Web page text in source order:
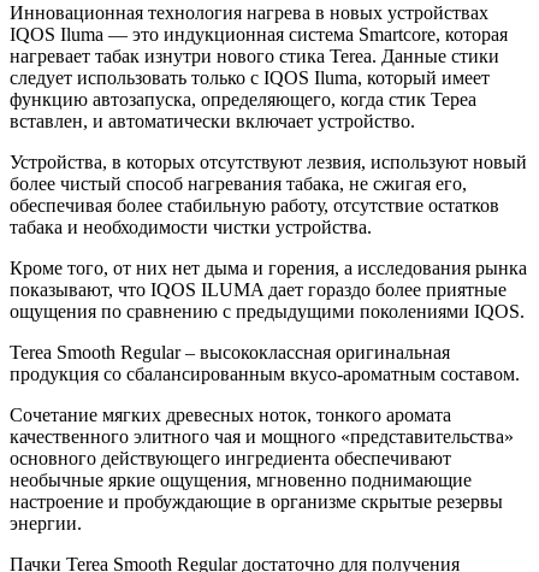
Инновационная технология нагрева в новых устройствах
IQOS Iluma — это индукционная система Smartcore, которая
нагревает табак изнутри нового стика Terea. Данные стики
следует использовать только с IQOS Iluma, который имеет
функцию автозапуска, определяющего, когда стик Тереа
вставлен, и автоматически включает устройство.
Устройства, в которых отсутствуют лезвия, используют новый
более чистый способ нагревания табака, не сжигая его,
обеспечивая более стабильную работу, отсутствие остатков
табака и необходимости чистки устройства.
Кроме того, от них нет дыма и горения, а исследования рынка
показывают, что IQOS ILUMA дает гораздо более приятные
ощущения по сравнению с предыдущими поколениями IQOS.
Terea Smooth Regular – высококлассная оригинальная
продукция со сбалансированным вкусо-ароматным составом.
Сочетание мягких древесных ноток, тонкого аромата
качественного элитного чая и мощного «представительства»
основного действующего ингредиента обеспечивают
необычные яркие ощущения, мгновенно поднимающие
настроение и пробуждающие в организме скрытые резервы
энергии.
Пачки Terea Smooth Regular достаточно для получения